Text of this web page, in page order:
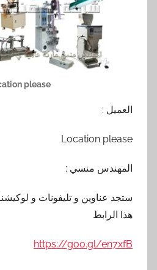
please
العميل :
Location please
المهندس منسي :
ستجد عناوين و تليفونات و
هذا الرابط
https://goo.gl/en7xfB